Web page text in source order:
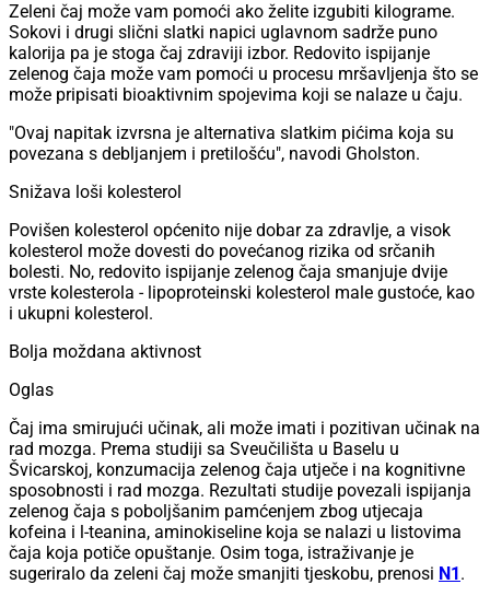
Zeleni čaj može vam pomoći ako želite izgubiti kilograme.
Sokovi i drugi slični slatki napici uglavnom sadrže puno
kalorija pa je stoga čaj zdraviji izbor. Redovito ispijanje
zelenog čaja može vam pomoći u procesu mršavljenja što se
može pripisati bioaktivnim spojevima koji se nalaze u čaju.
"Ovaj napitak izvrsna je alternativa slatkim pićima koja su
povezana s debljanjem i pretilošću", navodi Gholston.
Snižava loši kolesterol
Povišen kolesterol općenito nije dobar za zdravlje, a visok
kolesterol može dovesti do povećanog rizika od srčanih
bolesti. No, redovito ispijanje zelenog čaja smanjuje dvije
vrste kolesterola - lipoproteinski kolesterol male gustoće, kao
i ukupni kolesterol.
Bolja moždana aktivnost
Oglas
Čaj ima smirujući učinak, ali može imati i pozitivan učinak na
rad mozga. Prema studiji sa Sveučilišta u Baselu u
Švicarskoj, konzumacija zelenog čaja utječe i na kognitivne
sposobnosti i rad mozga. Rezultati studije povezali ispijanja
zelenog čaja s poboljšanim pamćenjem zbog utjecaja
kofeina i l-teanina, aminokiseline koja se nalazi u listovima
čaja koja potiče opuštanje. Osim toga, istraživanje je
sugeriralo da zeleni čaj može smanjiti tjeskobu, prenosi N1 .